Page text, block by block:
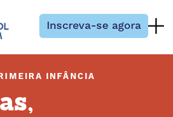
Inscreva-se agora
INFÂNCIA